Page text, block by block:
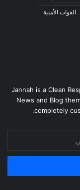
القوات الأمنية
Jannah is a Clean
News and Blog
completely